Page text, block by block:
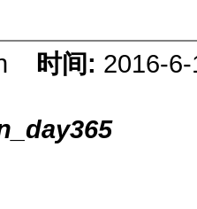
时间: 2016-